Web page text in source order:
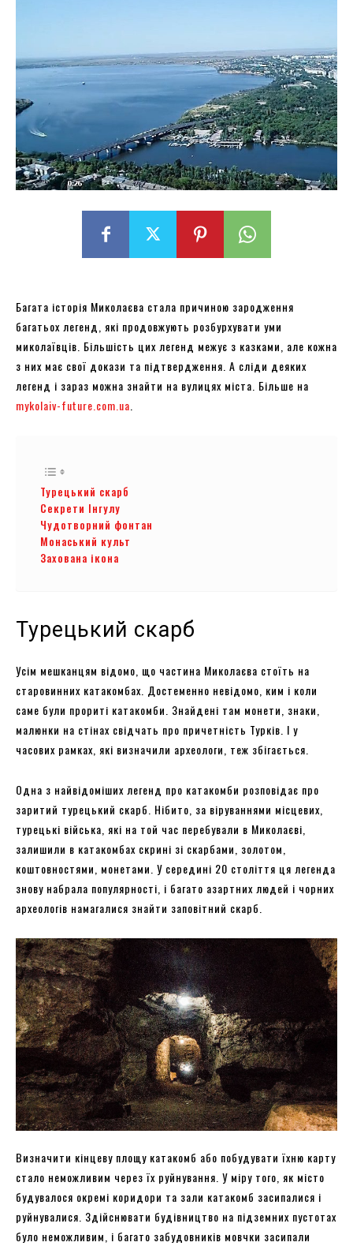
Багата історія Миколаєва стала причиною зародження
багатьох легенд, які продовжують розбурхувати уми
миколаївців. Більшість цих легенд межує з казками, але кожна
з них має свої докази та підтвердження. А сліди деяких
легенд і зараз можна знайти на вулицях міста. Більше на
mykolaiv-future.com.ua
Турецький скарб
Секрети Інгулу
Чудотворний фонтан
Монаський культ
Захована ікона
Турецький скарб
Усім мешканцям відомо, що частина Миколаєва стоїть на
старовинних катакомбах. Достеменно невідомо, ким і коли
саме були прориті катакомби. Знайдені там монети, знаки,
малюнки на стінах свідчать про причетність Турків. І у
часових рамках, які визначили археологи, теж збігається.
Одна з найвідоміших легенд про катакомби розповідає про
заритий турецький скарб. Нібито, за віруваннями місцевих,
турецькі війська, які на той час перебували в Миколаєві,
залишили в катакомбах скрині зі скарбами, золотом,
коштовностями, монетами. У середині 20 століття ця легенда
знову набрала популярності, і багато азартних людей і чорних
археологів намагалися знайти заповітний скарб.
Визначити кінцеву площу катакомб або побудувати їхню карту
стало неможливим через їх руйнування. У міру того, як місто
будувалося окремі коридори та зали катакомб засипалися і
руйнувалися. Здійснювати будівництво на підземних пустотах
було неможливим, і багато забудовників мовчки засипали